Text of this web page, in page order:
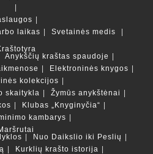
laikas
Svetainės medis
Anykščių kraštas spaudoje
Elektroninės knygos
kolekcijos
skaitykla
Žymūs anykštėnai
Klubas „Knyginyčia“
kambarys
Nuo Daikslio iki Peslių
Kurklių krašto istorija